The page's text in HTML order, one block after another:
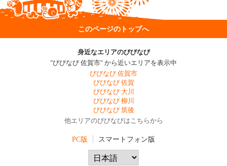
このページのトップへ
身近なエリアのびびなび
"びびなび 佐賀市" から近いエリアを表示中
びびなび 佐賀市
びびなび 佐賀
びびなび 大川
びびなび 柳川
びびなび 筑後
他エリアのびびなびはこちらから
PC版 スマートフォン版